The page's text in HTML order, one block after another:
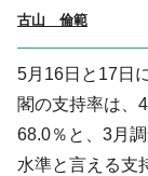
古山 倫範
5月16日と17日
閣の支持率は、
68.0％と、3月
水準と言える支